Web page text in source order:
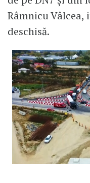
Râmnicu
deschisă.